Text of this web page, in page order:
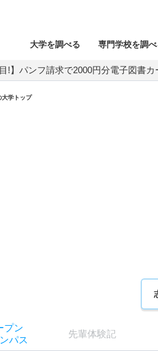
大学を調べる 専門学校を調べ
目!】パンフ請求で2000円分電子図書
大学トップ
プン
パス
先輩体験記